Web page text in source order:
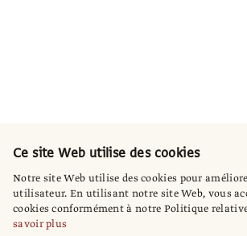
Ce site Web utilise des cookies
Notre site Web utilise des cookies pour
utilisateur. En utilisant notre site Web, vous
cookies conformément à notre Politique
savoir plus